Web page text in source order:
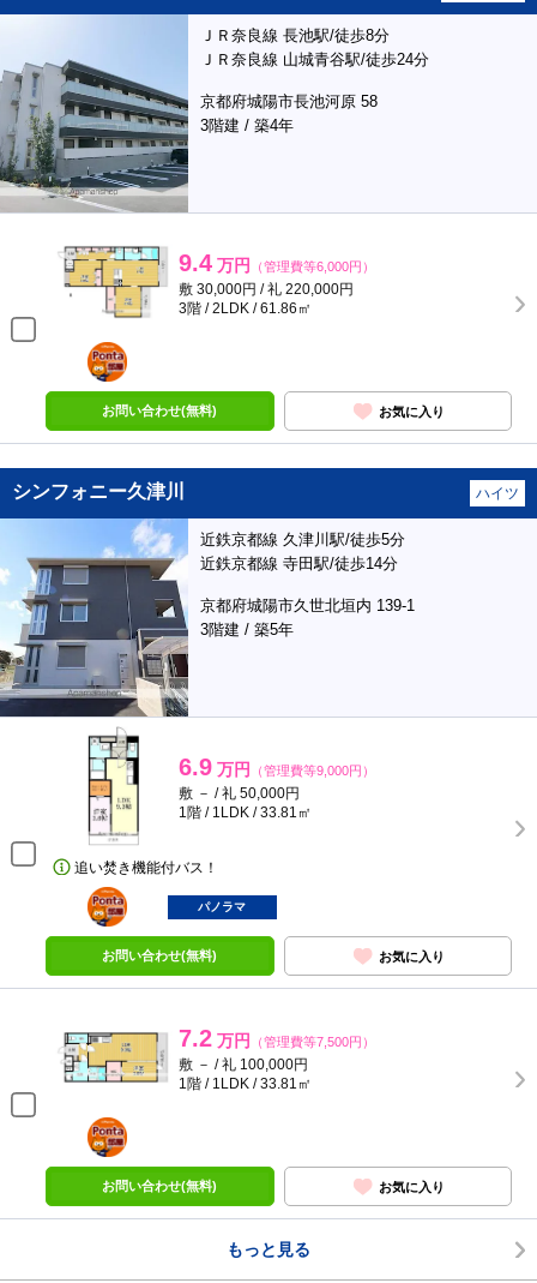
ＪＲ奈良線 長池駅/徒歩8分
ＪＲ奈良線 山城青谷駅/徒歩24分
京都府城陽市長池河原 58
3階建 / 築4年
9.4 万円 （管理費等6,000円）
敷 30,000円 / 礼 220,000円
3階 / 2LDK / 61.86㎡
ポンタ
部屋
お問い合わせ(無料) お気に入り
シンフォニー久津川 ハイツ
近鉄京都線 久津川駅/徒歩5分
近鉄京都線 寺田駅/徒歩14分
京都府城陽市久世北垣内 139-1
3階建 / 築5年
6.9 万円 （管理費等9,000円）
敷 － / 礼 50,000円
1階 / 1LDK / 33.81㎡
追い焚き機能付バス！
ポンタ
部屋
パノラマ
お問い合わせ(無料) お気に入り
7.2 万円 （管理費等7,500円）
敷 － / 礼 100,000円
1階 / 1LDK / 33.81㎡
ポンタ
部屋
お問い合わせ(無料) お気に入り
もっと見る